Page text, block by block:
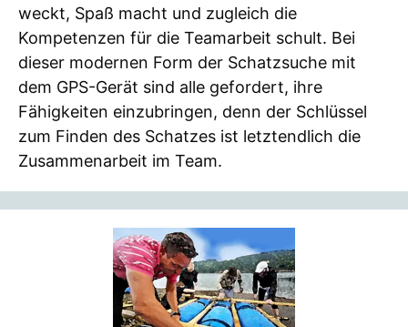
weckt, Spaß macht und zugleich die
Kompetenzen für die Teamarbeit schult. Bei
dieser modernen Form der Schatzsuche mit
dem GPS-Gerät sind alle gefordert, ihre
Fähigkeiten einzubringen, denn der Schlüssel
zum Finden des Schatzes ist letztendlich die
Zusammenarbeit im Team.